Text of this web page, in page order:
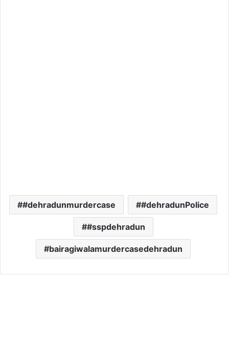
#dehradunmurdercase #dehradunPolice
#sspdehradun
bairagiwalamurdercasedehradun